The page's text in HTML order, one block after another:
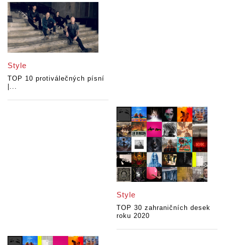
Style
TOP 10 protiválečných písní
|...
Style
TOP 30 zahraničních desek
roku 2020